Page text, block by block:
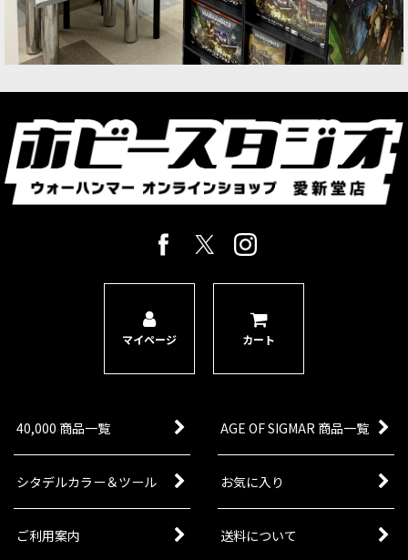
マイページ カート
40,000 商品一覧 AGE OF SIGMAR 商品一覧
シタデルカラー＆ツール お気に入り
ご利用案内 送料について